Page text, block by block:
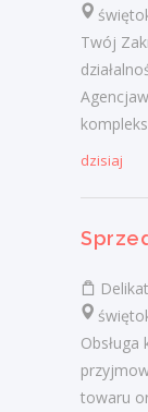
Twój
dzisiaj
Obsługa
towaru